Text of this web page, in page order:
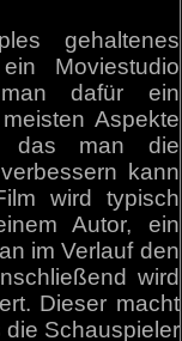
gehaltenes
Moviestudio
dafür ein
Aspekte
das man die
kann
wird typisch
Autor, ein
im Verlauf den
wird
Dieser macht
Schauspieler